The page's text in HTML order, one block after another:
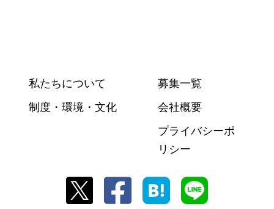
私たちについて
制度・環境・文化
募集一覧
会社概要
プライバシーポ
リシー